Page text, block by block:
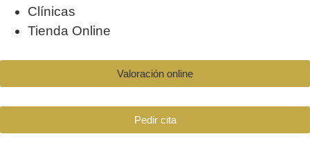
Clínicas
Tienda Online
Valoración online
Pedir cita